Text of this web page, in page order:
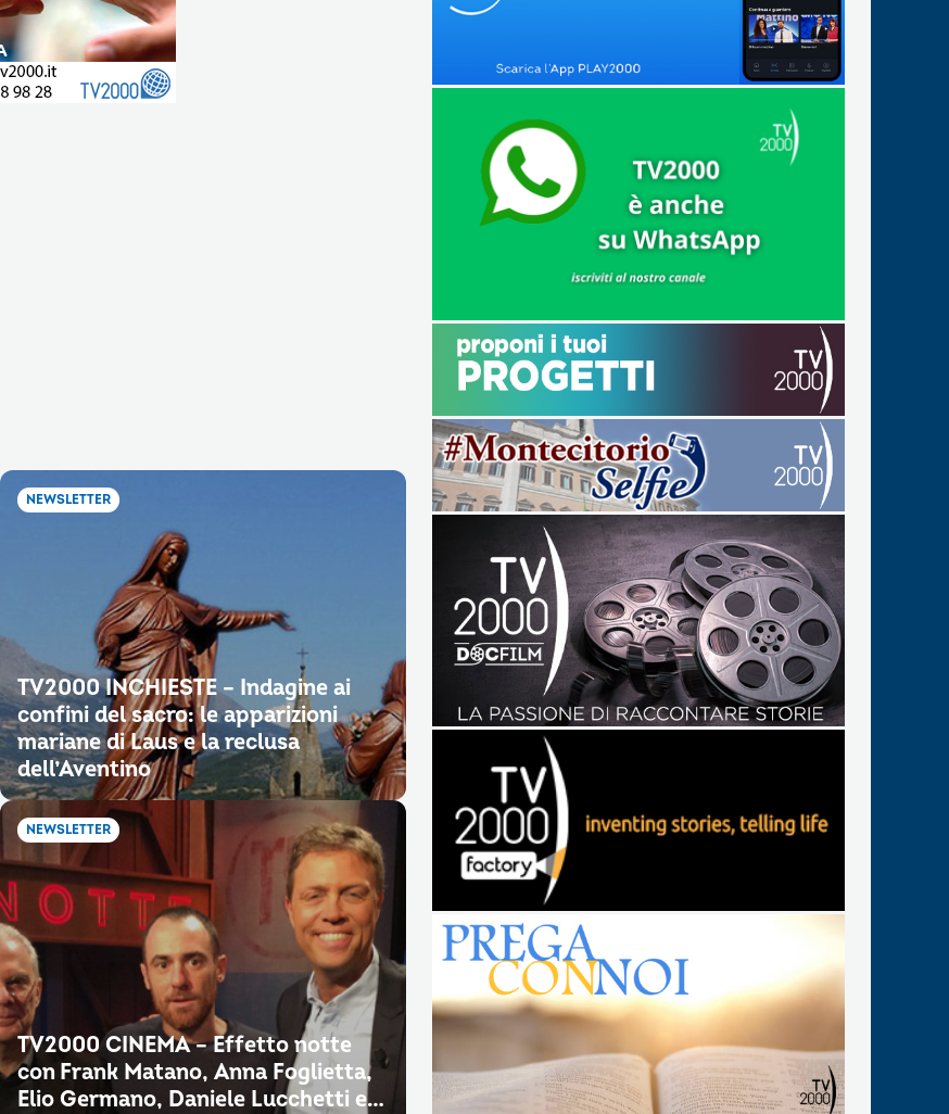
NEWSLETTER
TV2000 INCHIESTE – Indagine ai
confini del sacro: le apparizioni
mariane di Laus e la reclusa
dell’Aventino
NEWSLETTER
TV2000 CINEMA – Effetto notte
con Frank Matano, Anna Foglietta,
Elio Germano, Daniele Lucchetti e…